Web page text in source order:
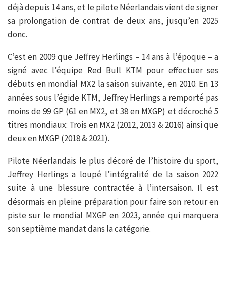
déjà depuis 14 ans, et le pilote Néerlandais vient de signer
sa prolongation de contrat de deux ans, jusqu’en 2025
donc.
C’est en 2009 que Jeffrey Herlings – 14 ans à l’époque – a
signé avec l’équipe Red Bull KTM pour effectuer ses
débuts en mondial MX2 la saison suivante, en 2010. En 13
années sous l’égide KTM, Jeffrey Herlings a remporté pas
moins de 99 GP (61 en MX2, et 38 en MXGP) et décroché 5
titres mondiaux: Trois en MX2 (2012, 2013 & 2016) ainsi que
deux en MXGP (2018 & 2021).
Pilote Néerlandais le plus décoré de l’histoire du sport,
Jeffrey Herlings a loupé l’intégralité de la saison 2022
suite à une blessure contractée à l’intersaison. Il est
désormais en pleine préparation pour faire son retour en
piste sur le mondial MXGP en 2023, année qui marquera
son septième mandat dans la catégorie.